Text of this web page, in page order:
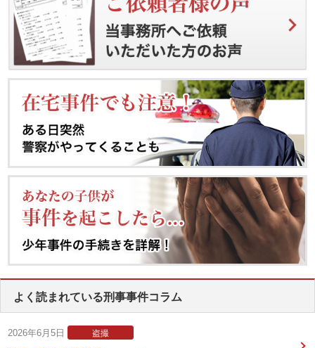
よく読まれている刑事事件コラム
2026年6月5日 盗撮